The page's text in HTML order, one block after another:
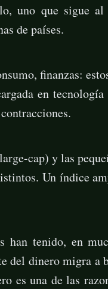
uno que sigue
de países.
finanzas:
en
cap) y las
Un índice
han tenido, en
del dinero migra a
es una de las